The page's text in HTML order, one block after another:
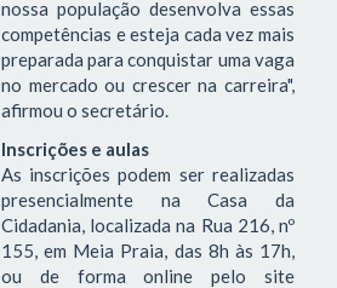
nossa população desenvolva essas
competências e esteja cada vez mais
preparada para conquistar uma vaga
no mercado ou crescer na carreira",
afirmou o secretário.
Inscrições e aulas
As inscrições podem ser realizadas
presencialmente na Casa da
Cidadania, localizada na Rua 216, nº
155, em Meia Praia, das 8h às 17h,
ou de forma online pelo site